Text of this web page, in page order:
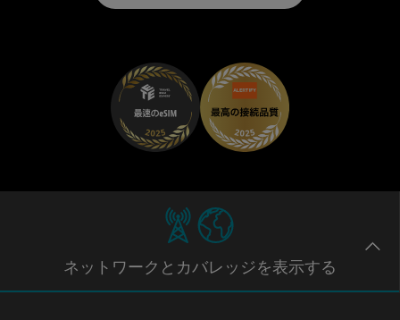
ネットワークとカバレッジを表示する